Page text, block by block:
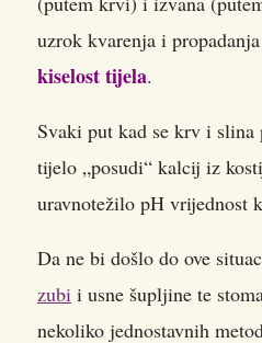
uzrok kvarenja i
kiselost tijela.
Svaki put kad se krv i slina
tijelo „posudi“ kalcij iz
uravnotežilo pH vrijednost
Da ne bi došlo do ove
zubi i usne šupljine te
nekoliko jednostavnih